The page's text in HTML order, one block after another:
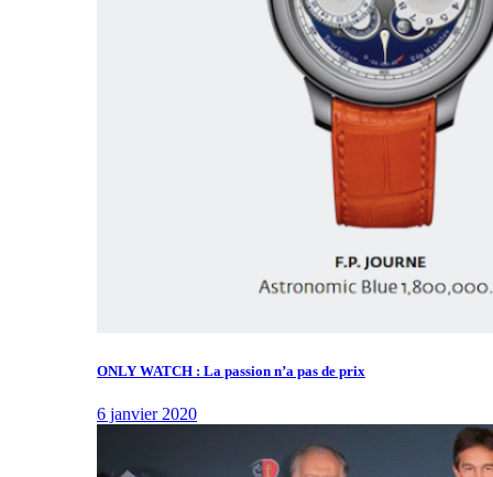
ONLY WATCH : La passion n’a pas de prix
6 janvier 2020